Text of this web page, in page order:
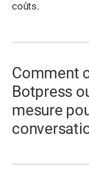
coûts.
Comment
Botpress
mesure